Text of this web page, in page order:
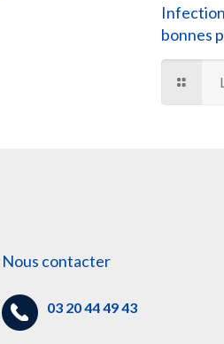
bonnes
Nous contacter
03 20 44 49 43